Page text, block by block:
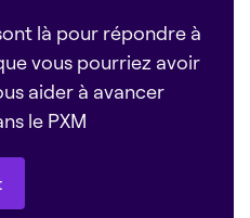
là pour répondre à
vous pourriez avoir
aider à avancer
le PXM